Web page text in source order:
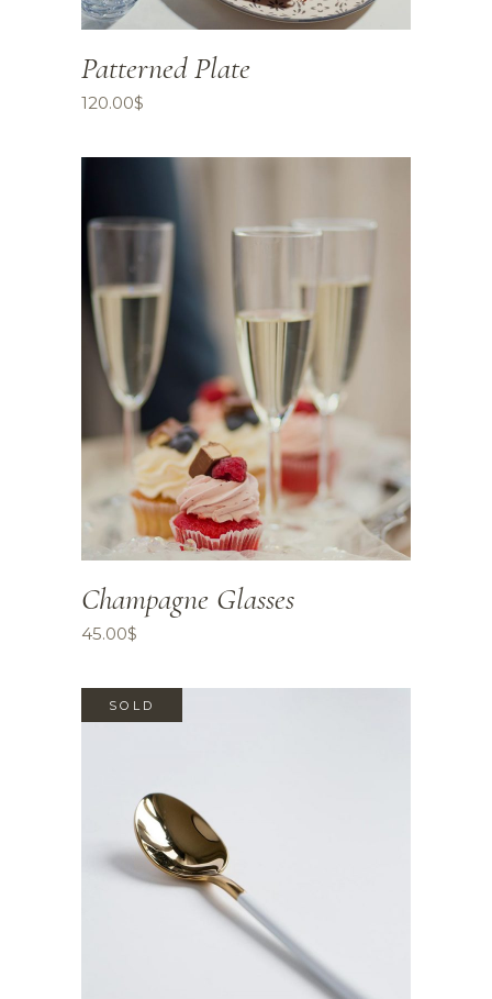
Patterned Plate
120.00$
Champagne Glasses
45.00$
SOLD